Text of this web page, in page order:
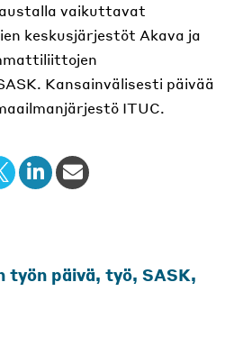
vaikuttavat
keskusjärjestöt Akava ja
Kansainvälisesti päivää
ITUC.
työn päivä, työ, SASK,